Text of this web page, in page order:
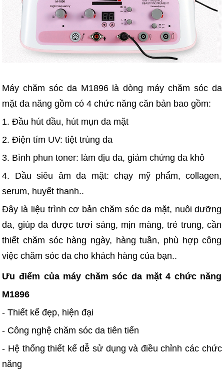
Máy chăm sóc da M1896 là dòng máy chăm sóc da
mặt đa năng gồm có 4 chức năng căn bản bao gồm:
1. Đầu hút dầu, hút mụn da mặt
2. Điện tím UV: tiệt trùng da
3. Bình phun toner: làm dịu da, giảm chứng da khô
4. Dầu siêu âm da mặt: chạy mỹ phẩm, collagen,
serum, huyết thanh..
Đây là liệu trình cơ bản chăm sóc da mặt, nuôi dưỡng
da, giúp da được tươi sáng, mịn màng, trẻ trung, cần
thiết chăm sóc hàng ngày, hàng tuần, phù hợp công
việc chăm sóc da cho khách hàng của bạn..
Ưu điểm của máy chăm sóc da mặt 4 chức năng
M1896
- Thiết kế đẹp, hiện đại
- Công nghệ chăm sóc da tiên tiến
- Hệ thống thiết kế dễ sử dụng và điều chỉnh các chức
năng